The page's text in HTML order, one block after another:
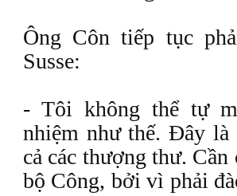
Ông Côn tiếp tục
Susse:
- Tôi không thể tự
nhiệm như thế. Đây là
cả các thượng thư.
bộ Công, bởi vì phải